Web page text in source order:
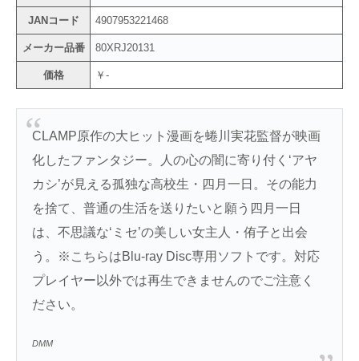
JANコード 4907953221468
メーカー品番 80XRJ20131
価格 ￥-
CLAMP原作の大ヒット漫画を蜷川実花監督が映画
化したファンタジー。人の心の闇に寄り付く‘アヤ
カシ’が見える孤独な高校生・四月一日。その能力
を捨て、普通の生活を送りたいと願う四月一日
は、不思議な‘ミセ’の美しい女主人・侑子と出会
う。※こちらはBlu-ray Disc専用ソフトです。対応
プレイヤー以外では再生できませんのでご注意く
ださい。
DMM